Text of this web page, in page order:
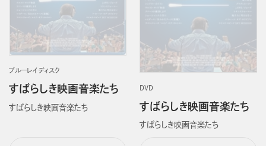
ブルーレイディスク
すばらしき映画音楽たち
すばらしき映画音楽たち
DVD
すばらしき映画音楽たち
すばらしき映画音楽たち